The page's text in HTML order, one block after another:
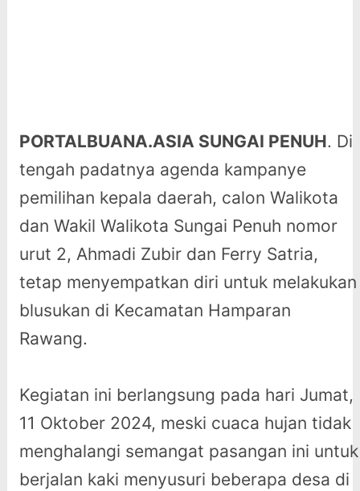
PORTALBUANA.ASIA SUNGAI PENUH. Di
tengah padatnya agenda kampanye
pemilihan kepala daerah, calon Walikota
dan Wakil Walikota Sungai Penuh nomor
urut 2, Ahmadi Zubir dan Ferry Satria,
tetap menyempatkan diri untuk melakukan
blusukan di Kecamatan Hamparan
Rawang.
Kegiatan ini berlangsung pada hari Jumat,
11 Oktober 2024, meski cuaca hujan tidak
menghalangi semangat pasangan ini untuk
berjalan kaki menyusuri beberapa desa di